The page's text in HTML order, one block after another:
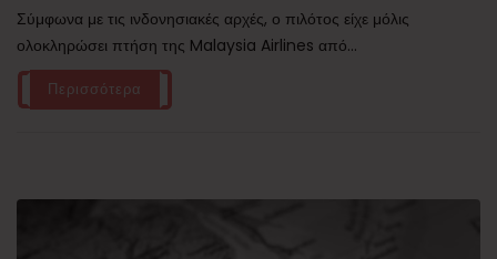
Σύμφωνα με τις ινδονησιακές αρχές, ο πιλότος είχε μόλις
ολοκληρώσει πτήση της Malaysia Airlines από...
Περισσότερα